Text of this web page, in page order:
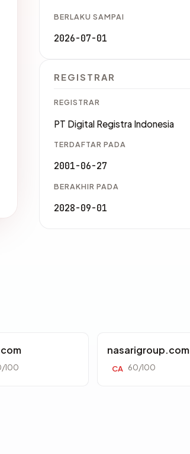
BERLAKU SAMPAI
2026-07-01
REGISTRAR
REGISTRAR
PT Digital Registra Indonesia
TERDAFTAR PADA
2001-06-27
BERAKHIR PADA
2028-09-01
100
nasarigroup.com
CA 60/100